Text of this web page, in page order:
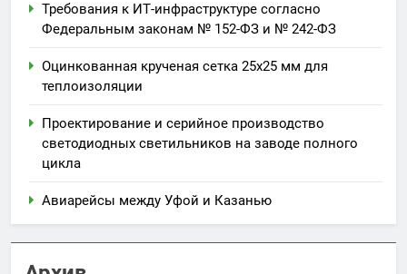
Требования к ИТ-инфраструктуре согласно
Федеральным законам № 152-ФЗ и № 242-ФЗ
Оцинкованная крученая сетка 25х25 мм для
теплоизоляции
Проектирование и серийное производство
светодиодных светильников на заводе полного
цикла
Авиарейсы между Уфой и Казанью